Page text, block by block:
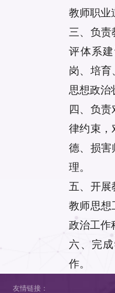
教师职业
三、负责
评体系
岗、培育
思想政治
四、负责
律约束，
德、损害
理。
五、开展
教师思想
政治工作
六、完
作。
友情链接：